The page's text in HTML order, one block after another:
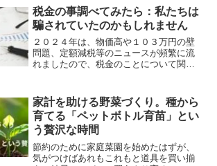
てに手厚い施策をしている自治体にな
ど、本当に応援したい地域...
税金の事調べてみたら：私たちは
騙されていたのかもしれません
２０２４年は、物価高や１０３万円の壁
問題、定額減税等のニュースが頻繁に流
れましたので、税金のことについて関心
しくなり減税を叫んでいますが、財務省
や政府は、財源不足を強調...
家計を助ける野菜づくり。種から
育てる「ペットボトル育苗」とい
う贅沢な時間
節約のために家庭菜園を始めたはずが、
気がつけばあれもこれもと道具を買い揃